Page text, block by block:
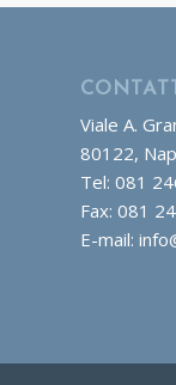
Viale A.
80122,
Tel: 081
Fax: 081
E-mail: